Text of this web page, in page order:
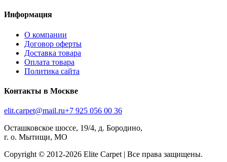
Информация
О компании
Договор оферты
Доставка товара
Оплата товара
Политика сайта
Контакты в Москве
elit.carpet@mail.ru+7 925 056 00 36
Осташковское шоссе, 19/4, д. Бородино,
г. о. Мытищи, МО
Copyright © 2012-2026 Elite Carpet | Все права защищены.